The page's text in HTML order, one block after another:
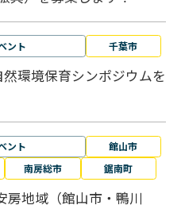
ント 千葉市
然環境保育シンポジウムを
ント
館山市
南房総市 鋸南町
房地域（館山市・鴨川